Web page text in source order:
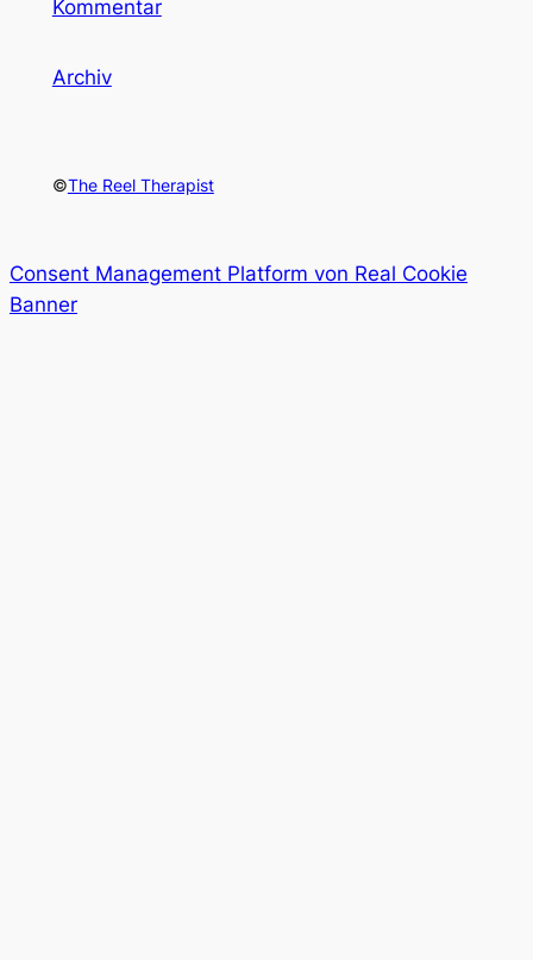
Kommentar
Archiv
©The Reel Therapist
Consent Management Platform von Real Cookie
Banner